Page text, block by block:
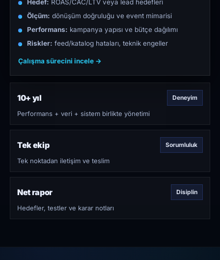
Hedef: ROAS/CAC/LTV veya lead hedefleri
Ölçüm: dönüşüm doğruluğu ve event mimarisi
Performans: kampanya yapısı ve bütçe dağılımı
Riskler: feed/katalog hataları, teknik engeller
Çalışma sürecini incele →
10+ yıl Deneyim
Performans + veri + sistem birlikte yönetimi
Tek ekip Sorumluluk
Tek noktadan iletişim ve teslim
Net rapor Disiplin
Hedefler, testler ve karar notları